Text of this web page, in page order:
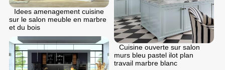
Idees amenagement cuisine
sur le salon meuble en marbre
et du bois
Cuisine ouverte sur salon
murs bleu pastel ilot plan
travail marbre blanc